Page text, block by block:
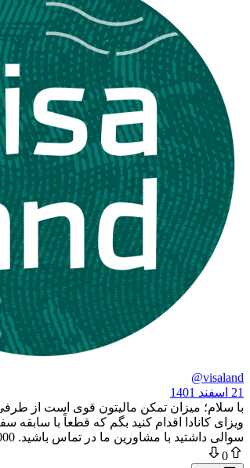
@visaland
21 اسفند 1401
با سلام؛ میزان تمکن مالیتون قوی است از
ویزای کانادا اقدام کنید بگم که قطعاً با
سوالی داشتید با مشاورین ما در تماس باشید. 02633143000
0